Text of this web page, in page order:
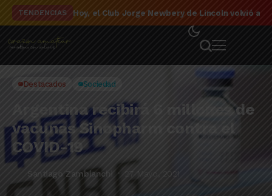
TENDENCIAS El detalle de la campaña de El Linqueño en el
Destacados Sociedad
Argentina recibirá 6 millones de
vacunas Sinopharm contra el
COVID-19
Santiago Zambianchi 27 Mayo, 2021